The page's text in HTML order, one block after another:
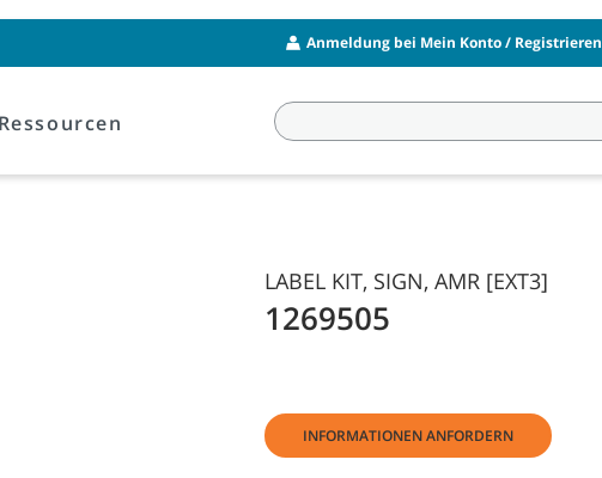
Anmeldung bei Mein Konto / Registrieren
Ressourcen
LABEL KIT, SIGN, AMR [EXT3]
1269505
INFORMATIONEN ANFORDERN